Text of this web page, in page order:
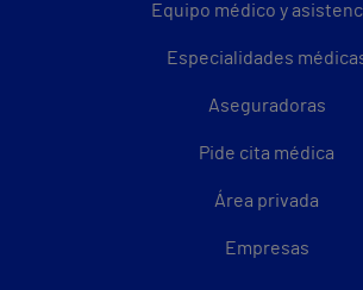
Equipo médico y
Especialidades
Aseguradoras
Pide cita médica
Área privada
Empresas